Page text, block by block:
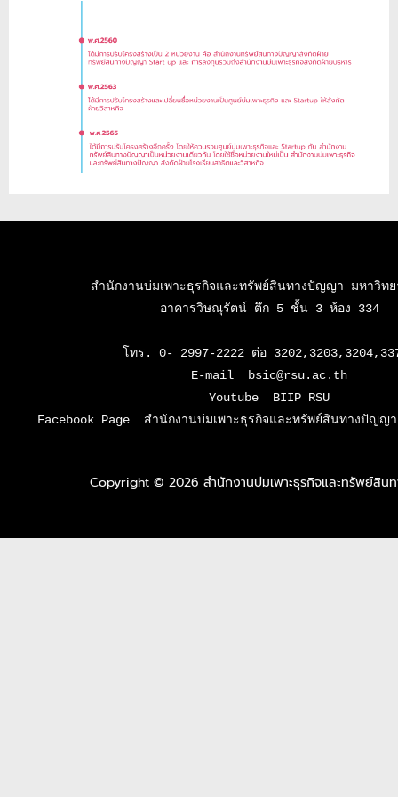
สำนักงานบ่มเพาะธุรกิจและทรัพย์สินทางปัญญา มหาวิทย
อาคารวิษณุรัตน์ ตึก 5 ชั้น 3 ห้อง 334
โทร. 0- 2997-2222 ต่อ
E-mail  bsic@rsu.ac.th
Youtube  BIIP RSU
Facebook Page  สำนักงานบ่มเพาะธุรกิจและทรัพย์สินทางปัญญ
Copyright © 2026 สำนักงานบ่มเพาะธุรกิจและทรัพย์สิ